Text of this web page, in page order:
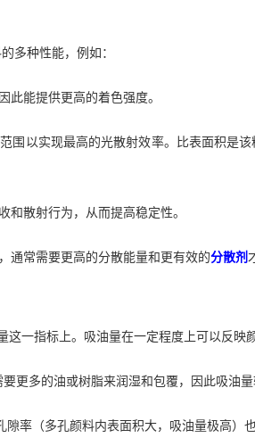
多种性能，例如：
此能提供更高的着色强度。
围以实现最高的光散射效率。比表面积是
和散射行为，从而提高稳定性。
通常需要更高的分散能量和更有效的分散剂
一指标上。吸油量在一定程度上可以反映
更多的油或树脂来润湿和包覆，因此吸油量
率（多孔颜料内表面积大，吸油量极高）